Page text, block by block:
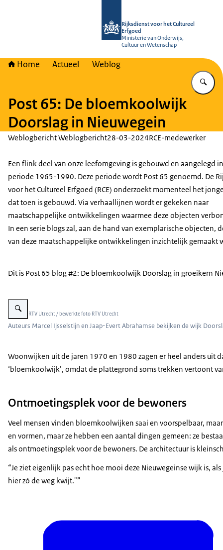
Rijksdienst voor het Cultureel
Erfgoed
Ministerie van Onderwijs,
Cultuur en Wetenschap
Home Actueel Weblog
Post 65: De bloemkoolwijk
Doorslag in Nieuwegein
Weblogbericht Weblogbericht28-03-2024RCE-medewerker
Een flink deel van onze leefomgeving is gebouwd en aangelegd
periode 1965-1990. Deze periode wordt Post 65 genoemd. De
voor het Cultureel Erfgoed (RCE) onderzoekt momenteel het
dat toen is gebouwd. Via verhaallijnen wordt er gekeken naar
maatschappelijke ontwikkelingen waarmee deze objecten
In een serie blogs zal, aan de hand van exemplarische objecten,
van deze maatschappelijke ontwikkelingen inzichtelijk gemaakt
Dit is Post 65 blog #2: De bloemkoolwijk Doorslag in groeikern
Vergroot afbeelding Marcel Ijsselstijn en Jaap-Evert Abrahamse
Beeld: © RTV Utrecht / bewerkte foto RTV Utrecht
Auteurs Marcel Ijsselstijn en Jaap-Evert Abrahamse bekijken de wijk
Woonwijken uit de jaren 1970 en 1980 zagen er heel anders
‘bloemkoolwijk’, omdat de plattegrond soms trekken vertoont
Ontmoetingsplek voor de bewoners
Veel mensen vinden bloemkoolwijken saai en voorspelbaar,
en vormen, maar ze hebben een aantal dingen gemeen: ze
als ontmoetingsplek voor de bewoners. De architectuur is
Je ziet eigenlijk pas echt hoe mooi deze Nieuwegeinse wijk is,
hier zó de weg kwijt."